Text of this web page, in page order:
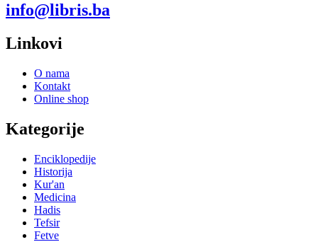
info@libris.ba
Linkovi
O nama
Kontakt
Online shop
Kategorije
Enciklopedije
Historija
Kur'an
Medicina
Hadis
Tefsir
Fetve